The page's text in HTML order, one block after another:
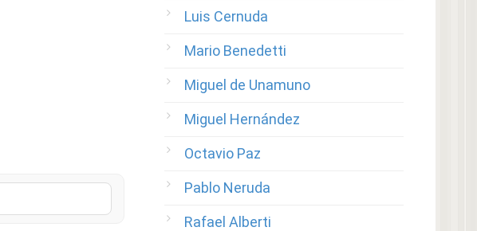
Luis Cernuda
Mario Benedetti
Miguel de Unamuno
Miguel Hernández
Octavio Paz
Pablo Neruda
Rafael Alberti